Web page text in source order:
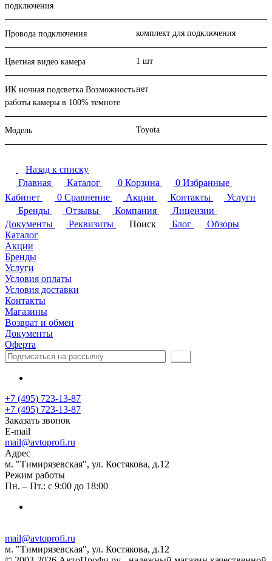
подключения
Провода подключения комплект для подключения
Цветная видео камера 1 шт
ИК ночная подсветка Возможность
работы камеры в 100% темноте
нет
Модель Toyota
Назад к списку
Главная
Каталог 0 Корзина 0 Избранные
Кабинет
0 Сравнение Акции Контакты
Услуги
Бренды
Отзывы Компания
Лицензии
Документы
Реквизиты Поиск Блог
Обзоры
Каталог
Акции
Бренды
Услуги
Условия оплаты
Условия доставки
Контакты
Магазины
Возврат и обмен
Документы
Оферта
+7 (495) 723-13-87
+7 (495) 723-13-87
Заказать звонок
E-mail
mail@avtoprofi.ru
Адрес
м. "Тимирязевская", ул. Костякова, д.12
Режим работы
Пн. – Пт.: с 9:00 до 18:00
mail@avtoprofi.ru
м. "Тимирязевская", ул. Костякова, д.12